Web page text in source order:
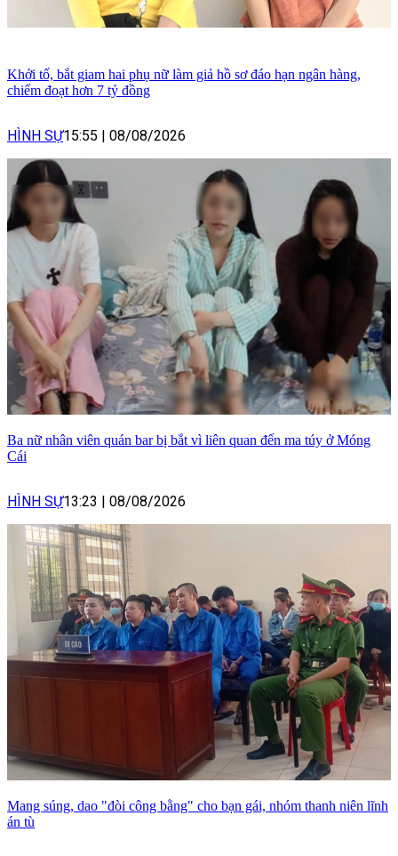
Khởi tố, bắt giam hai phụ nữ làm giả hồ sơ đáo hạn ngân hàng,
chiếm đoạt hơn 7 tỷ đồng
HÌNH SỰ15:55 | 08/08/2026
Ba nữ nhân viên quán bar bị bắt vì liên quan đến ma túy ở Móng
Cái
HÌNH SỰ13:23 | 08/08/2026
Mang súng, dao "đòi công bằng" cho bạn gái, nhóm thanh niên lĩnh
án tù